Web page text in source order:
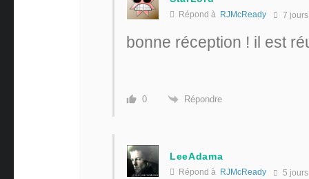
Répond à RJMcReady 7 jours
bonne réception ! il est
0 Répondre
LeeAdama
Répond à RJMcReady 5 jours